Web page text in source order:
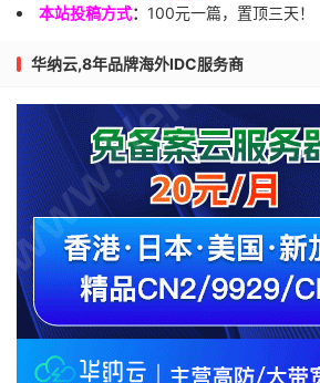
本站投稿方式： 100元一篇，置顶三天！
华纳云,8年品牌海外IDC服务商